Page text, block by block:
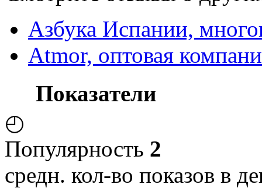
Азбука Испании,
Atmor, оптовая
Показатели
◴
Популярность 2
средн. кол-во показов в